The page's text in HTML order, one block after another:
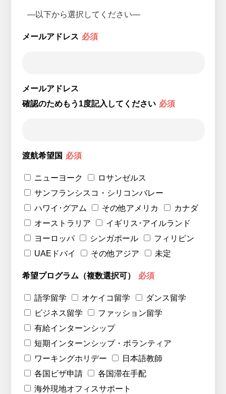
メールアドレス 必須
メールアドレス
確認のためもう1度記入してください 必須
渡航希望国 必須
ニューヨーク
ロサンゼルス
サンフランシスコ・シリコンバレー
ハワイ･グアム
その他アメリカ
カナダ
オーストラリア
イギリス･アイルランド
ヨーロッパ
シンガポール
フィリピン
UAEドバイ
その他アジア 未定
希望プログラム（複数選択可） 必須
語学留学 オケイコ留学
ダンス留学
ビジネス留学
ファッション留学
有給インターンシップ
短期インターンシップ・ボランティア
ワーキングホリデー
日本語教師
各国ビザ申請
各国滞在手配
海外現地オフィスサポート